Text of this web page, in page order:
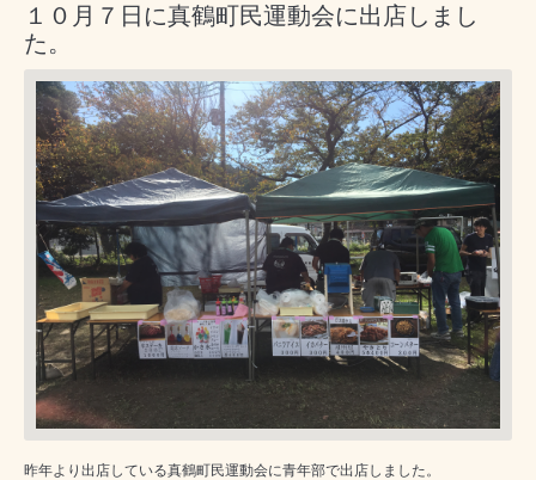
１０月７日に真鶴町民運動会に出店しまし
た。
昨年より出店している真鶴町民運動会に青年部で出店しました。